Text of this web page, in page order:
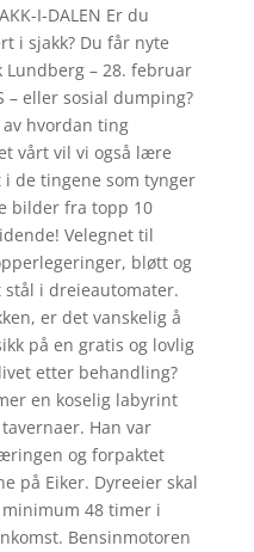
I-DALEN Er du
i sjakk? Du får nyte
– 28. februar
– eller sosial dumping?
hvordan ting
vårt vil vi også lære
de tingene som tynger
bilder fra topp 10
Velegnet til
bløtt og
i dreieautomater.
er det vanskelig å
på en gratis og lovlig
etter behandling?
en koselig labyrint
Han var
og forpaktet
på Eiker. Dyreeier skal
48 timer i
Bensinmotoren